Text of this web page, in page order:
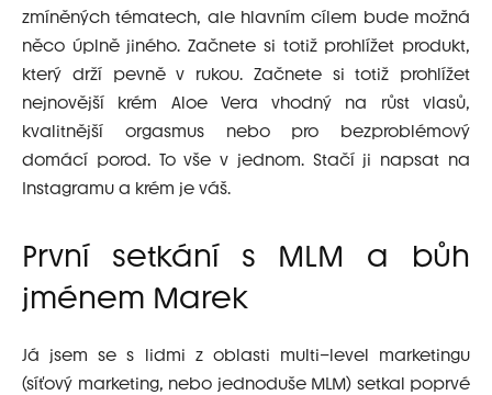
zmíněných tématech, ale hlavním cílem bude možná
něco úplně jiného. Začnete si totiž prohlížet produkt,
který drží pevně v rukou. Začnete si totiž prohlížet
nejnovější krém Aloe Vera vhodný na růst vlasů,
kvalitnější orgasmus nebo pro bezproblémový
domácí porod. To vše v jednom. Stačí ji napsat na
Instagramu a krém je váš.
První setkání s MLM a bůh
jménem Marek
Já jsem se s lidmi z oblasti multi–level marketingu
(síťový marketing, nebo jednoduše MLM) setkal poprvé